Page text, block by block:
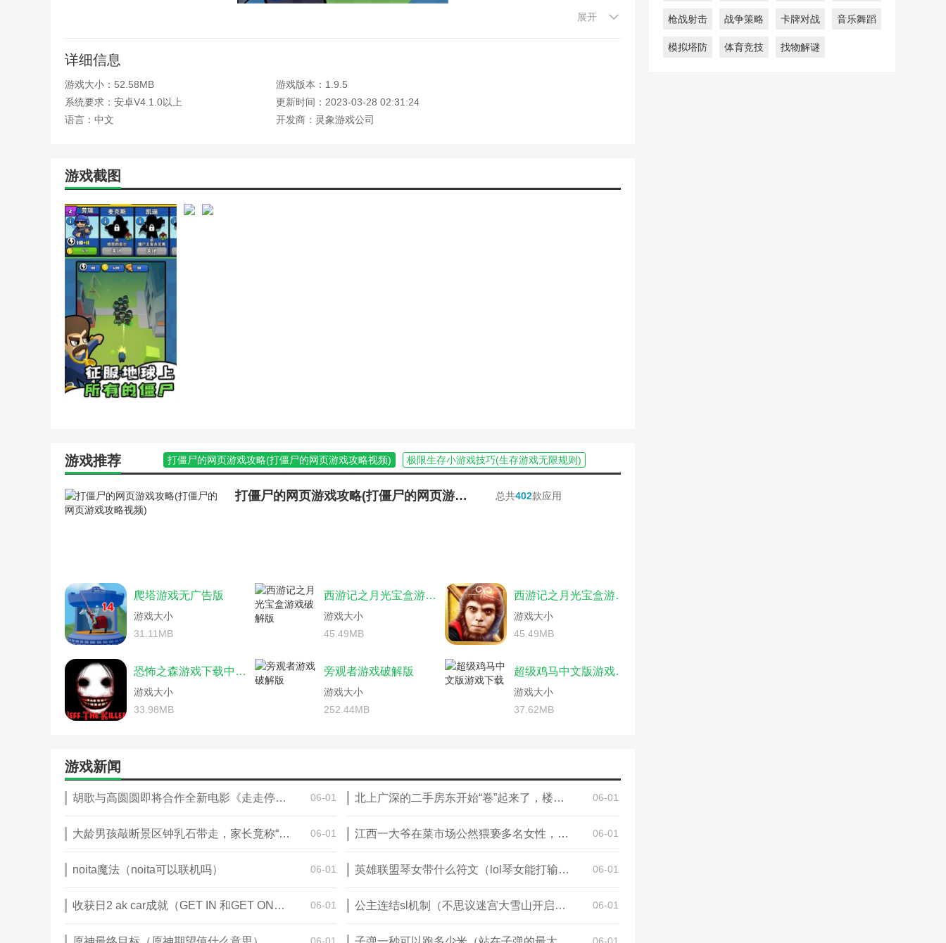
炮打僵尸手游攻略(炮打僵尸怎么玩)
忍者神龟游戏秘籍无限武器(忍者神龟秘籍无限飞镖)
世界大战僵尸游戏攻略(僵尸世界大战攻略游侠网)
爷爷和僵尸游戏攻略(爷爷与僵尸)
战僵尸游戏植物大战僵尸游戏攻略(僵尸植物大战僵尸的游戏)
亚服僵尸模式手游攻略(僵尸模式国际服体验服下载)
有个打僵尸升级网页游戏攻略(打僵尸的页游)
战僵尸游戏植物大战僵尸游戏攻略(植物僵尸大战游戏植物僵尸大战)
植物大战僵尸机器人游戏攻略(植物大战僵尸机器人游戏攻略图解)
全)
疯狂农场3小游戏秘籍(疯狂农场3无限金币)
将僵尸大战游戏攻略(僵尸大作战攻略)
僵尸感染人类的游戏攻略大全(僵尸感染者游戏)
僵尸坑爹游戏攻略(坑爹游戏僵尸怎么过)
僵尸丧尸游戏攻略(僵尸游戏僵尸僵尸)
僵尸斯塔布斯游戏攻略(僵尸斯塔布斯卡住)
僵尸游戏攻略(植物大战僵尸游戏攻略)
世界末日生存游戏攻略破解版(世界末日生存破解版最新版无限金币下
载)
无限恐怖游戏血统资料(无限恐怖游戏王血统)
有个打僵尸升级网页游戏攻略(僵尸升级网游开局)
植物大战僵尸坚不可摧游戏攻略秘籍(植物大战僵尸坚不可摧攻略图)
植物大战僵尸小游戏跳跳舞会攻略(植物大战僵尸原版跳跳舞会攻略)
单机游戏植物大战僵尸玩法攻略(植物大战僵尸的游戏攻略)
将僵尸大战游戏攻略(僵尸战争攻略)
1.游戏中无止境的战斗让游戏更加精彩！，对游戏的开发感和体验最强。
3、多种模式等你来玩，多种不同的娱乐方式让人爱不释手，体验不同的娱乐方式。
2.你在僵尸仇恨者无限金币版游戏中的技能和射击技能差别很大，需要一个一个选择。
充分发挥你的聪明才智，制造更多的武器。武器可以帮助你更好地战斗。
4.每种载具都有抗性血棒，玩家需要解锁更强的载具才能走得更远。
用户评估
我们可以将您的团队添加到此游戏中，以杀死僵尸并获得成就来解锁新物品。
战略水平:4.3
有趣:8.1
游戏难度:8.0
展开
详细信息
游戏大小：52.58MB
游戏版本：1.9.5
系统要求：安卓V4.1.0以上
更新时间：2023-03-28 02:31:24
语言：中文
开发商：灵象游戏公司
游戏截图
游戏推荐 打僵尸的网页游戏攻略(打僵尸的网页游戏攻略视频)
极限生存小游戏技巧(生存游戏无限规则)
僵尸大作战游戏攻略(僵尸大作战游戏攻略视频)
僵尸毁灭工程短接(僵尸毁灭工程短接车辆要什么技能)
僵尸简体游戏攻略开门密码(僵尸攻略)
僵尸派对游戏攻略(僵尸派对游戏攻略视频)
僵尸世界大战游戏玩法(僵尸世界大战游戏玩法介绍)
无限恐怖单机游戏秘籍(无限恐怖单机游戏秘籍怎么用)
爷爷和僵尸游戏攻略(僵尸恐怖爷爷)
游戏大战僵尸的游戏攻略(僵尸世界大战游戏玩法)
战僵尸明星游戏攻略(全明星僵尸图鉴)
植物大战僵尸单机版网页游戏攻略(植物大战僵尸单机版网页游戏攻略大全)
植物大战僵尸小游戏全攻略(僵尸大战植物游戏大全)
植物大战全明星游戏攻略(植物大战僵尸游戏全明星)
割绳子无限能量游戏攻略(割绳子无限金币)
僵尸的撤退游戏攻略(僵尸撤退作者的其他游戏)
僵尸毁灭工程短接(僵尸毁灭工程短接一直失败)
僵尸简体游戏攻略开门密码(僵尸解密小游戏)
僵尸炮艇生存游戏技巧(僵尸炮艇生存攻略技巧)
僵尸世界生存攻略游戏攻略(僵尸攻略)
僵尸医院手游攻略(僵尸医院手游攻略视频)
绝地求生僵尸模式手游攻略(绝地求生手游僵尸模式怎么进)
炮打僵尸手游攻略(炮打僵尸好玩吗)
植物大战僵尸小游戏全攻略(植物大战僵尸端游攻略)
植物僵尸2小游戏攻略(玩玩小游戏植物僵尸2攻略)
割绳子无限能量游戏攻略(割绳子游戏图片)
僵尸的撤退游戏攻略(僵尸的撤退游戏攻略视频)
僵尸毁灭工程发高烧(僵尸毁灭工程发高烧多久)
僵尸简体游戏攻略开门密码(僵尸钥匙游戏)
僵尸游戏攻略(僵僵尸游戏)
冒险岛天魔僵尸多久刷一次(冒险岛online官网)
炮打僵尸手游攻略(炮打僵尸怎么玩)
忍者神龟游戏秘籍无限武器(忍者神龟秘籍无限飞镖)
特别小队大战僵尸游戏攻略综合篇(小僵尸大作战)
无限恐怖游戏安卓版攻略(无限恐怖游戏安卓版攻略视频)
新植物大战僵尸网页游戏攻略(新植物大战僵尸网页游戏攻略大全)
爷爷和僵尸游戏攻略(爷爷与僵尸)
打僵尸的网页游戏攻略(打僵尸的网页游戏攻略视频) 总共402款应用
爬塔游戏无广告版
游戏大小
31.11MB
西游记之月光宝盒游戏破解版
游戏大小
45.49MB
西游记之月光宝盒游戏福利版
游戏大小
45.49MB
恐怖之森游戏下载中文版
游戏大小
33.98MB
旁观者游戏破解版
游戏大小
252.44MB
超级鸡马中文版游戏下载
游戏大小
37.62MB
游戏新闻
胡歌与高圆圆即将合作全新电影《走走停停》，今日正式开机（2023胡歌走走停停） 06-01 北上广深的二手房东开始“卷”起来了，楼市或将迎来拐点（2023二手房楼市） 06-01
大龄男孩敲断景区钟乳石带走，家长竟称“孩子特别喜欢”（2023钟乳石被破坏） 06-01 江西一大爷在菜市场公然猥亵多名女性，行为令人作呕（2023江西大爷猥亵） 06-01
noita魔法（noita可以联机吗） 06-01 英雄联盟琴女带什么符文（lol琴女能打输出吗） 06-01
收获日2 ak car成就（GET IN 和GET ON哪一个是上汽车） 06-01 公主连结sl机制（不思议迷宫大雪山开启具体方法） 06-01
枪战射击 战争策略 卡牌对战 音乐舞蹈
模拟塔防 体育竞技 找物解谜